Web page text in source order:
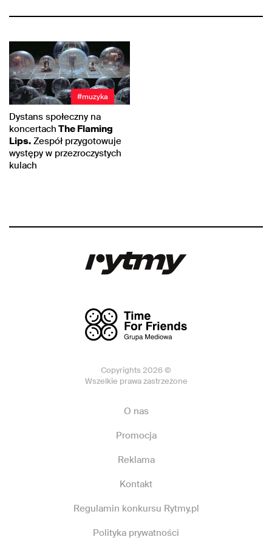
#muzyka
Dystans społeczny na
koncertach The Flaming
Lips. Zespół przygotowuje
występy w przezroczystych
kulach
Copyrights 2026 ©
Wszelkie prawa zastrzeżone
O nas
Promocja
Reklama
Kontakt
Regulamin konkursu Rytmy.pl
Polityka prywatności